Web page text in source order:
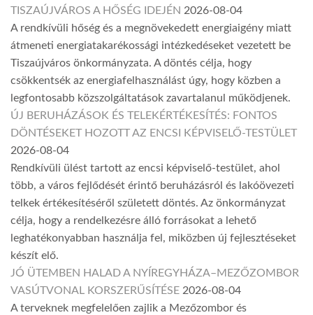
TISZAÚJVÁROS A HŐSÉG IDEJÉN 2026-08-04
A rendkívüli hőség és a megnövekedett energiaigény miatt
átmeneti energiatakarékossági intézkedéseket vezetett be
Tiszaújváros önkormányzata. A döntés célja, hogy
csökkentsék az energiafelhasználást úgy, hogy közben a
legfontosabb közszolgáltatások zavartalanul működjenek.
ÚJ BERUHÁZÁSOK ÉS TELEKÉRTÉKESÍTÉS: FONTOS
DÖNTÉSEKET HOZOTT AZ ENCSI KÉPVISELŐ-TESTÜLET
2026-08-04
Rendkívüli ülést tartott az encsi képviselő-testület, ahol
több, a város fejlődését érintő beruházásról és lakóövezeti
telkek értékesítéséről született döntés. Az önkormányzat
célja, hogy a rendelkezésre álló forrásokat a lehető
leghatékonyabban használja fel, miközben új fejlesztéseket
készít elő.
JÓ ÜTEMBEN HALAD A NYÍREGYHÁZA–MEZŐZOMBOR
VASÚTVONAL KORSZERŰSÍTÉSE 2026-08-04
A terveknek megfelelően zajlik a Mezőzombor és